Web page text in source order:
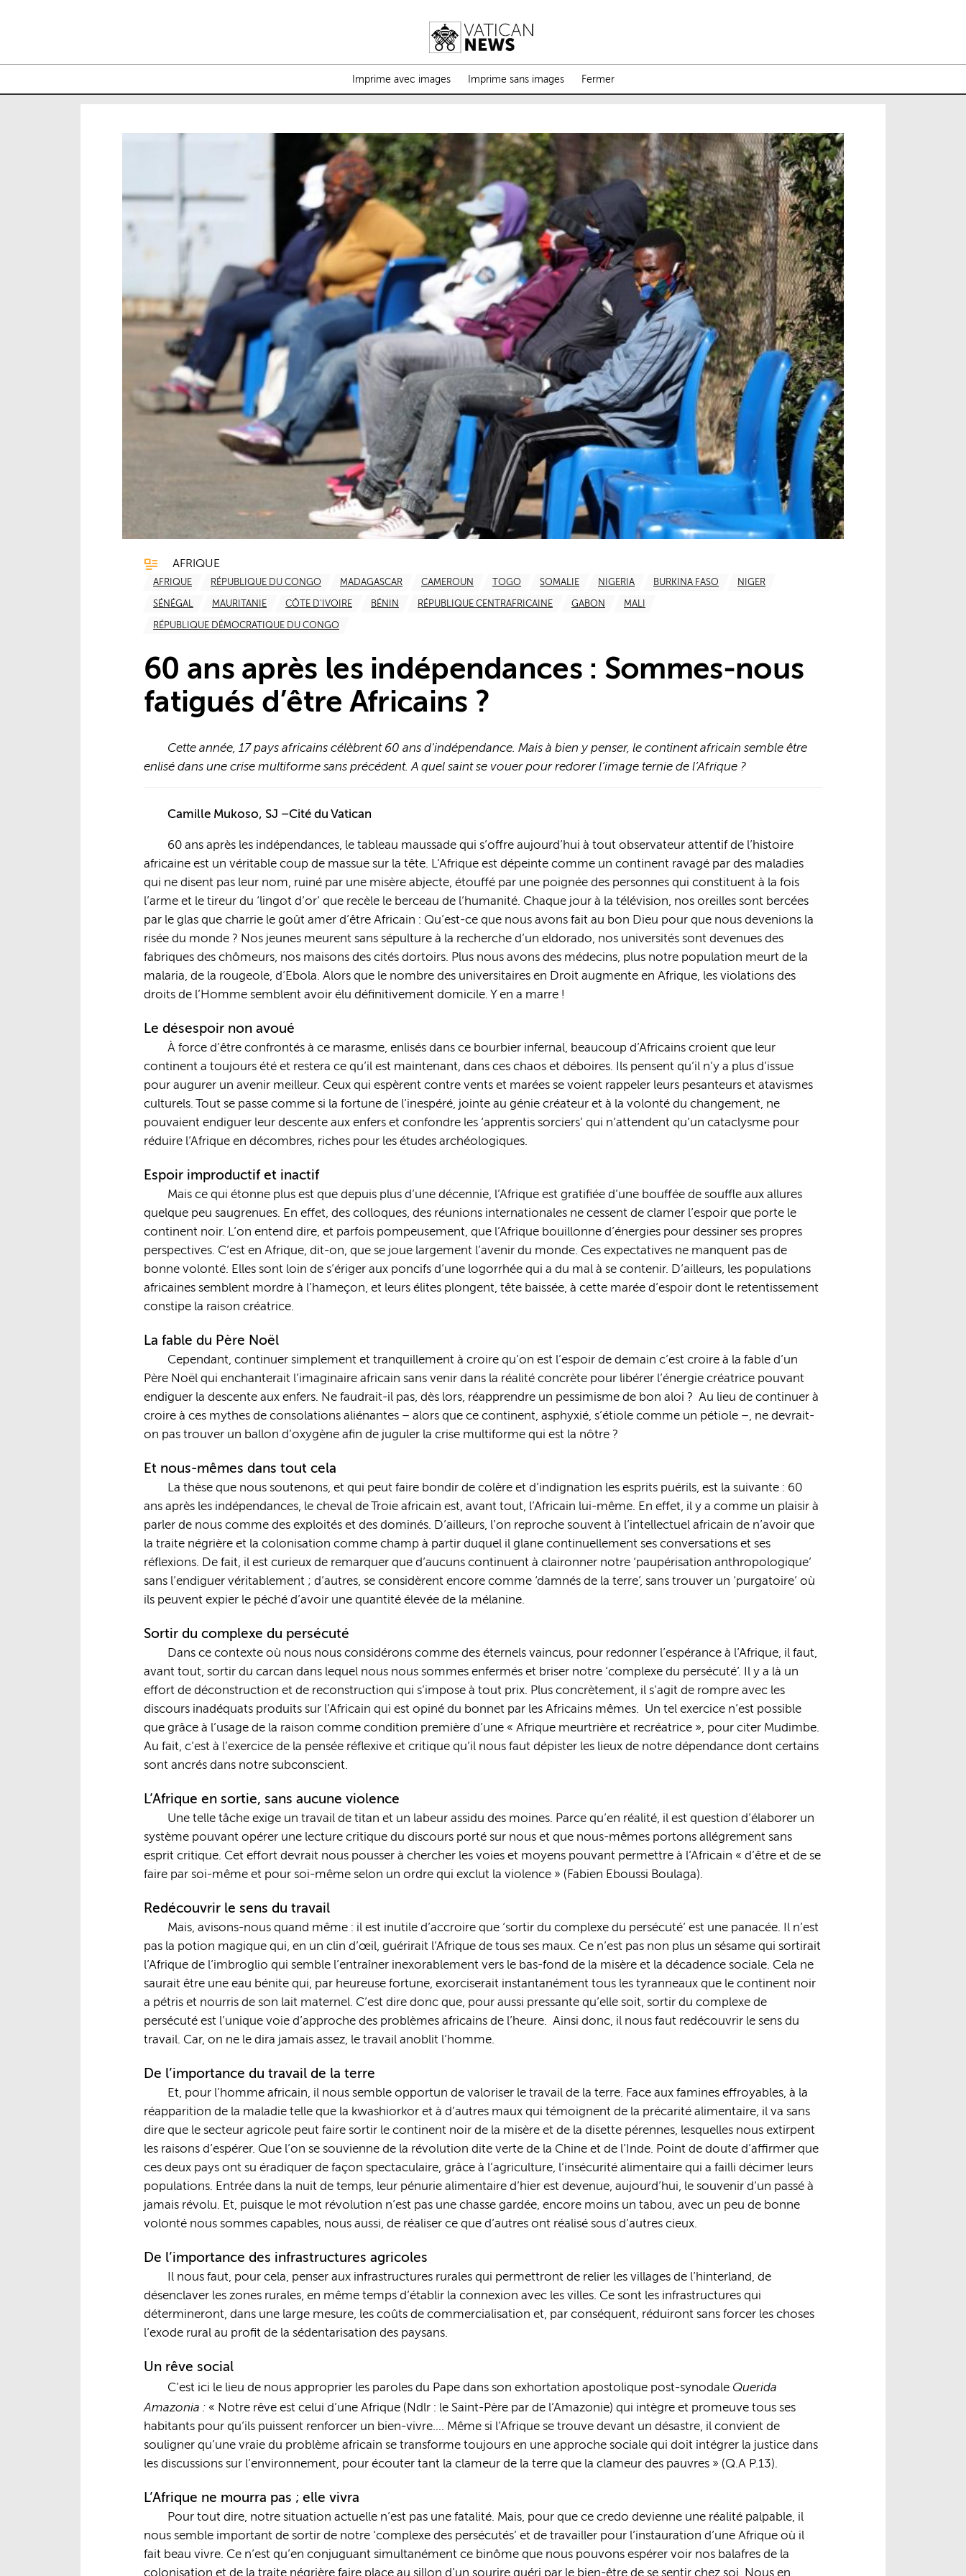
Imprime avec images Imprime sans images Fermer
AFRIQUE
AFRIQUE RÉPUBLIQUE DU CONGO MADAGASCAR CAMEROUN TOGO SOMALIE NIGERIA BURKINA FASO NIGER
SÉNÉGAL MAURITANIE CÔTE D'IVOIRE BÉNIN RÉPUBLIQUE CENTRAFRICAINE GABON MALI
RÉPUBLIQUE DÉMOCRATIQUE DU CONGO
60 ans après les indépendances : Sommes-nous
fatigués d’être Africains ?
Cette année, 17 pays africains célèbrent 60 ans d'indépendance. Mais à bien y penser, le continent africain semble être
enlisé dans une crise multiforme sans précédent. A quel saint se vouer pour redorer l’image ternie de l’Afrique ?
Camille Mukoso, SJ –Cité du Vatican
60 ans après les indépendances, le tableau maussade qui s’offre aujourd’hui à tout observateur attentif de l’histoire
africaine est un véritable coup de massue sur la tête. L’Afrique est dépeinte comme un continent ravagé par des maladies
qui ne disent pas leur nom, ruiné par une misère abjecte, étouffé par une poignée des personnes qui constituent à la fois
l’arme et le tireur du ‘lingot d’or’ que recèle le berceau de l’humanité. Chaque jour à la télévision, nos oreilles sont bercées
par le glas que charrie le goût amer d’être Africain : Qu’est-ce que nous avons fait au bon Dieu pour que nous devenions la
risée du monde ? Nos jeunes meurent sans sépulture à la recherche d’un eldorado, nos universités sont devenues des
fabriques des chômeurs, nos maisons des cités dortoirs. Plus nous avons des médecins, plus notre population meurt de la
malaria, de la rougeole, d’Ebola. Alors que le nombre des universitaires en Droit augmente en Afrique, les violations des
droits de l’Homme semblent avoir élu définitivement domicile. Y en a marre !
Le désespoir non avoué
À force d’être confrontés à ce marasme, enlisés dans ce bourbier infernal, beaucoup d’Africains croient que leur
continent a toujours été et restera ce qu’il est maintenant, dans ces chaos et déboires. Ils pensent qu’il n’y a plus d’issue
pour augurer un avenir meilleur. Ceux qui espèrent contre vents et marées se voient rappeler leurs pesanteurs et atavismes
culturels. Tout se passe comme si la fortune de l’inespéré, jointe au génie créateur et à la volonté du changement, ne
pouvaient endiguer leur descente aux enfers et confondre les ‘apprentis sorciers’ qui n’attendent qu’un cataclysme pour
réduire l’Afrique en décombres, riches pour les études archéologiques.
Espoir improductif et inactif
Mais ce qui étonne plus est que depuis plus d’une décennie, l’Afrique est gratifiée d’une bouffée de souffle aux allures
quelque peu saugrenues. En effet, des colloques, des réunions internationales ne cessent de clamer l’espoir que porte le
continent noir. L’on entend dire, et parfois pompeusement, que l’Afrique bouillonne d’énergies pour dessiner ses propres
perspectives. C’est en Afrique, dit-on, que se joue largement l’avenir du monde. Ces expectatives ne manquent pas de
bonne volonté. Elles sont loin de s’ériger aux poncifs d’une logorrhée qui a du mal à se contenir. D’ailleurs, les populations
africaines semblent mordre à l’hameçon, et leurs élites plongent, tête baissée, à cette marée d’espoir dont le retentissement
constipe la raison créatrice.
La fable du Père Noël
Cependant, continuer simplement et tranquillement à croire qu’on est l’espoir de demain c’est croire à la fable d’un
Père Noël qui enchanterait l’imaginaire africain sans venir dans la réalité concrète pour libérer l’énergie créatrice pouvant
endiguer la descente aux enfers. Ne faudrait-il pas, dès lors, réapprendre un pessimisme de bon aloi ? Au lieu de continuer à
croire à ces mythes de consolations aliénantes – alors que ce continent, asphyxié, s’étiole comme un pétiole –, ne devrait-
on pas trouver un ballon d’oxygène afin de juguler la crise multiforme qui est la nôtre ?
Et nous-mêmes dans tout cela
La thèse que nous soutenons, et qui peut faire bondir de colère et d’indignation les esprits puérils, est la suivante : 60
ans après les indépendances, le cheval de Troie africain est, avant tout, l’Africain lui-même. En effet, il y a comme un plaisir à
parler de nous comme des exploités et des dominés. D’ailleurs, l’on reproche souvent à l’intellectuel africain de n’avoir que
la traite négrière et la colonisation comme champ à partir duquel il glane continuellement ses conversations et ses
réflexions. De fait, il est curieux de remarquer que d’aucuns continuent à claironner notre ‘paupérisation anthropologique’
sans l’endiguer véritablement ; d’autres, se considèrent encore comme ‘damnés de la terre’, sans trouver un ‘purgatoire’ où
ils peuvent expier le péché d’avoir une quantité élevée de la mélanine.
Sortir du complexe du persécuté
Dans ce contexte où nous nous considérons comme des éternels vaincus, pour redonner l’espérance à l’Afrique, il faut,
avant tout, sortir du carcan dans lequel nous nous sommes enfermés et briser notre ‘complexe du persécuté’. Il y a là un
effort de déconstruction et de reconstruction qui s’impose à tout prix. Plus concrètement, il s’agit de rompre avec les
discours inadéquats produits sur l’Africain qui est opiné du bonnet par les Africains mêmes. Un tel exercice n’est possible
que grâce à l’usage de la raison comme condition première d’une « Afrique meurtrière et recréatrice », pour citer Mudimbe.
Au fait, c’est à l’exercice de la pensée réflexive et critique qu’il nous faut dépister les lieux de notre dépendance dont certains
sont ancrés dans notre subconscient.
L’Afrique en sortie, sans aucune violence
Une telle tâche exige un travail de titan et un labeur assidu des moines. Parce qu’en réalité, il est question d’élaborer un
système pouvant opérer une lecture critique du discours porté sur nous et que nous-mêmes portons allégrement sans
esprit critique. Cet effort devrait nous pousser à chercher les voies et moyens pouvant permettre à l’Africain « d’être et de se
faire par soi-même et pour soi-même selon un ordre qui exclut la violence » (Fabien Eboussi Boulaga).
Redécouvrir le sens du travail
Mais, avisons-nous quand même : il est inutile d’accroire que ‘sortir du complexe du persécuté’ est une panacée. Il n’est
pas la potion magique qui, en un clin d’œil, guérirait l’Afrique de tous ses maux. Ce n’est pas non plus un sésame qui sortirait
l’Afrique de l’imbroglio qui semble l’entraîner inexorablement vers le bas-fond de la misère et la décadence sociale. Cela ne
saurait être une eau bénite qui, par heureuse fortune, exorciserait instantanément tous les tyranneaux que le continent noir
a pétris et nourris de son lait maternel. C’est dire donc que, pour aussi pressante qu’elle soit, sortir du complexe de
persécuté est l’unique voie d’approche des problèmes africains de l’heure. Ainsi donc, il nous faut redécouvrir le sens du
travail. Car, on ne le dira jamais assez, le travail anoblit l’homme.
De l’importance du travail de la terre
Et, pour l’homme africain, il nous semble opportun de valoriser le travail de la terre. Face aux famines effroyables, à la
réapparition de la maladie telle que la kwashiorkor et à d’autres maux qui témoignent de la précarité alimentaire, il va sans
dire que le secteur agricole peut faire sortir le continent noir de la misère et de la disette pérennes, lesquelles nous extirpent
les raisons d’espérer. Que l’on se souvienne de la révolution dite verte de la Chine et de l’Inde. Point de doute d’affirmer que
ces deux pays ont su éradiquer de façon spectaculaire, grâce à l’agriculture, l’insécurité alimentaire qui a failli décimer leurs
populations. Entrée dans la nuit de temps, leur pénurie alimentaire d’hier est devenue, aujourd’hui, le souvenir d’un passé à
jamais révolu. Et, puisque le mot révolution n’est pas une chasse gardée, encore moins un tabou, avec un peu de bonne
volonté nous sommes capables, nous aussi, de réaliser ce que d’autres ont réalisé sous d’autres cieux.
De l’importance des infrastructures agricoles
Il nous faut, pour cela, penser aux infrastructures rurales qui permettront de relier les villages de l’hinterland, de
désenclaver les zones rurales, en même temps d’établir la connexion avec les villes. Ce sont les infrastructures qui
détermineront, dans une large mesure, les coûts de commercialisation et, par conséquent, réduiront sans forcer les choses
l’exode rural au profit de la sédentarisation des paysans.
Un rêve social
C’est ici le lieu de nous approprier les paroles du Pape dans son exhortation apostolique post-synodale Querida
Amazonia : « Notre rêve est celui d’une Afrique (Ndlr : le Saint-Père par de l’Amazonie) qui intègre et promeuve tous ses
habitants pour qu’ils puissent renforcer un bien-vivre…. Même si l’Afrique se trouve devant un désastre, il convient de
souligner qu’une vraie du problème africain se transforme toujours en une approche sociale qui doit intégrer la justice dans
les discussions sur l’environnement, pour écouter tant la clameur de la terre que la clameur des pauvres » (Q.A P.13).
L’Afrique ne mourra pas ; elle vivra
Pour tout dire, notre situation actuelle n’est pas une fatalité. Mais, pour que ce credo devienne une réalité palpable, il
nous semble important de sortir de notre ‘complexe des persécutés’ et de travailler pour l’instauration d’une Afrique où il
fait beau vivre. Ce n’est qu’en conjuguant simultanément ce binôme que nous pouvons espérer voir nos balafres de la
colonisation et de la traite négrière faire place au sillon d’un sourire guéri par le bien-être de se sentir chez soi. Nous en